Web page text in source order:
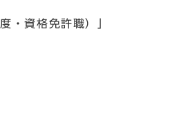
・資格免許職）」